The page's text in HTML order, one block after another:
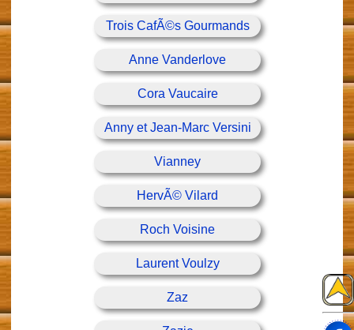
Trois CafÃ©s Gourmands
Anne Vanderlove
Cora Vaucaire
Anny et Jean-Marc Versini
Vianney
HervÃ© Vilard
Roch Voisine
Laurent Voulzy
Zaz